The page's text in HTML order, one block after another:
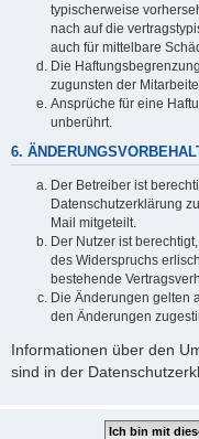
typischerweise
nach auf die
auch für mittelbare
Die
zugunsten der
Ansprüche für eine
unberührt.
6.
Der Betreiber ist
Datenschutzerklärung
Mail mitgeteilt.
Der Nutzer ist
des Widerspruchs
bestehende
Die Änderungen gelten
den Änderungen
Informationen über den
sind in der